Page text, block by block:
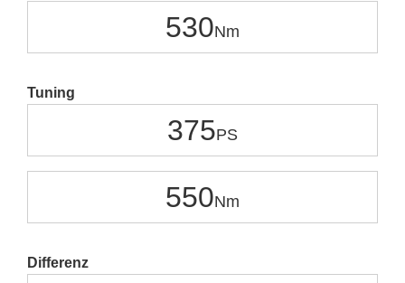
530
Tuning
375
550
Differenz